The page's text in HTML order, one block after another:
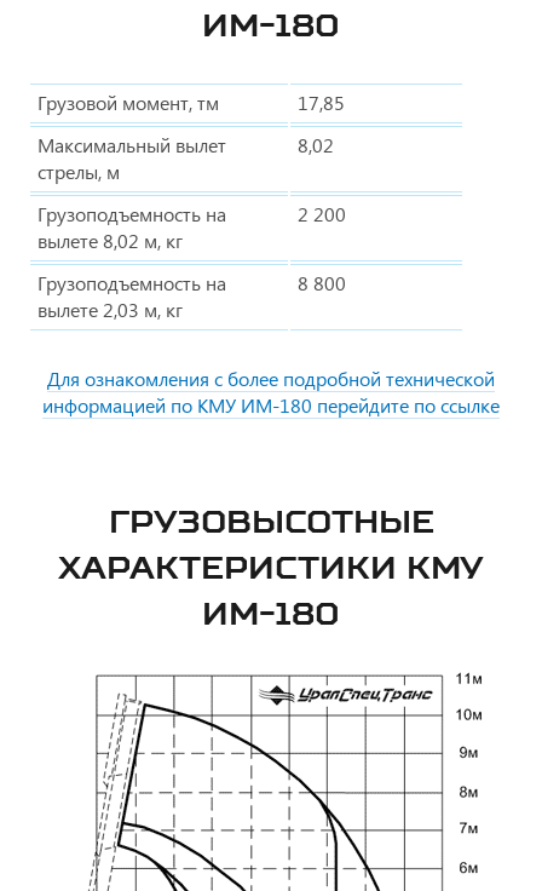
ИМ-180
Грузовой момент, тм
17,85
Максимальный вылет
стрелы, м
8,02
Грузоподъемность на
вылете 8,02 м, кг
2 200
Грузоподъемность на
вылете 2,03 м, кг
8 800
Для ознакомления с более подробной технической
информацией по КМУ ИМ-180 перейдите по ссылке
ГРУЗОВЫСОТНЫЕ
ХАРАКТЕРИСТИКИ КМУ
ИМ-180